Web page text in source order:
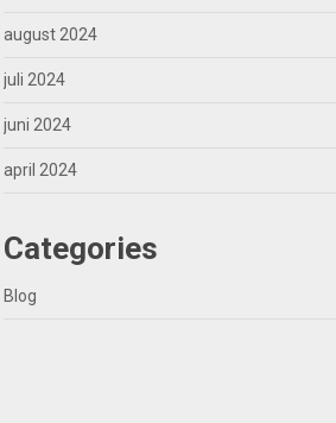
august 2024
juli 2024
juni 2024
april 2024
Categories
Blog